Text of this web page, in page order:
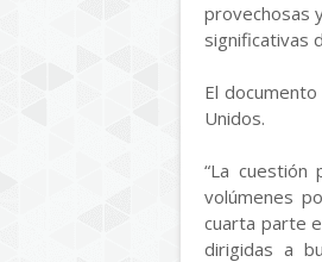
provechosas
significativas
El
Unidos.
“La
volúmenes
cuarta parte
dirigidas a